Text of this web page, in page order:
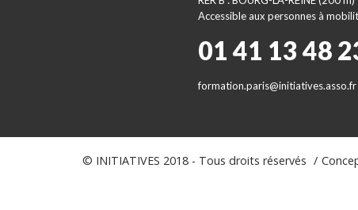
Accessible aux personnes à
01 41 13 48
formation.paris@initiatives.asso.fr
© INITIATIVES 2018 - Tous droits réservés